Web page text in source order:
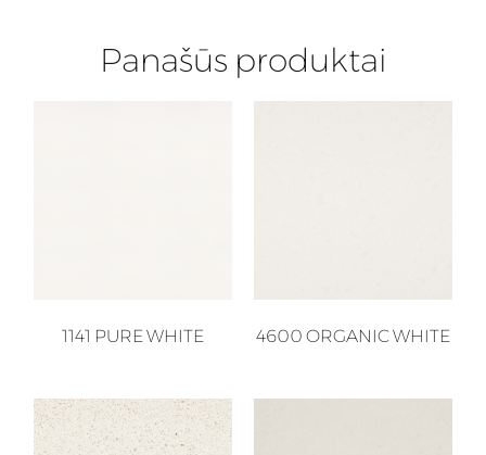
Panašūs produktai
1141 PURE WHITE 4600 ORGANIC WHITE